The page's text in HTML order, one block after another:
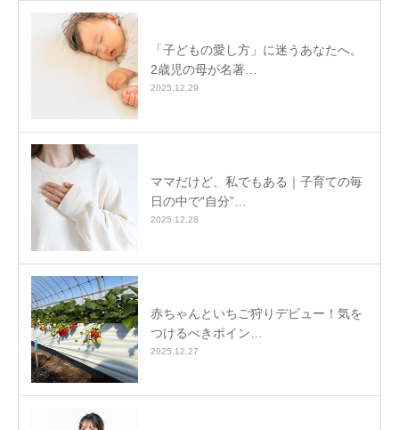
「子どもの愛し方」に迷うあなたへ。
2歳児の母が名著…
2025.12.29
ママだけど、私でもある｜子育ての毎
日の中で“自分”…
2025.12.28
赤ちゃんといちご狩りデビュー！気を
つけるべきポイン…
2025.12.27